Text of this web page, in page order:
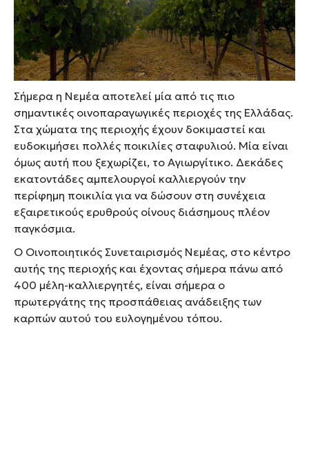
Σήμερα η Νεμέα αποτελεί μία από τις πιo
σημαντικές οινοπαραγωγικές περιοχές της Ελλάδας.
Στα χώματα της περιοχής έχουν δοκιμαστεί και
ευδοκιμήσει πολλές ποικιλίες σταφυλιού. Μία είναι
όμως αυτή που ξεχωρίζει, το Αγιωργίτικο. Δεκάδες
εκατοντάδες αμπελουργοί καλλιεργούν την
περίφημη ποικιλία για να δώσουν στη συνέχεια
εξαιρετικούς ερυθρούς οίνους διάσημους πλέον
παγκόσμια.
Ο Οινοποιητικός Συνεταιρισμός Νεμέας, στο κέντρο
αυτής της περιοχής και έχοντας σήμερα πάνω από
400 μέλη-καλλιεργητές, είναι σήμερα ο
πρωτεργάτης της προσπάθειας ανάδειξης των
καρπών αυτού του ευλογημένου τόπου.